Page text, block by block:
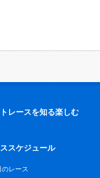
レースを知る楽しむ
スケジュール
のレース